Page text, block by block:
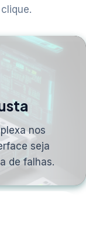
nos
seja
de falhas.